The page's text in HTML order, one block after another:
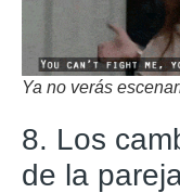
Ya no verás
8. Los
de la